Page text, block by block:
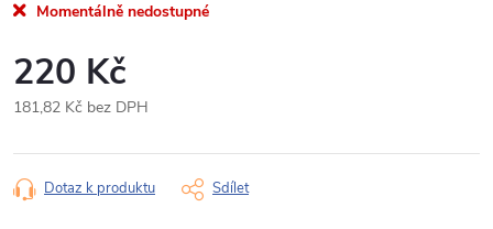
Momentálně nedostupné
220 Kč
181,82 Kč bez DPH
cena:
Dotaz k produktu Sdílet